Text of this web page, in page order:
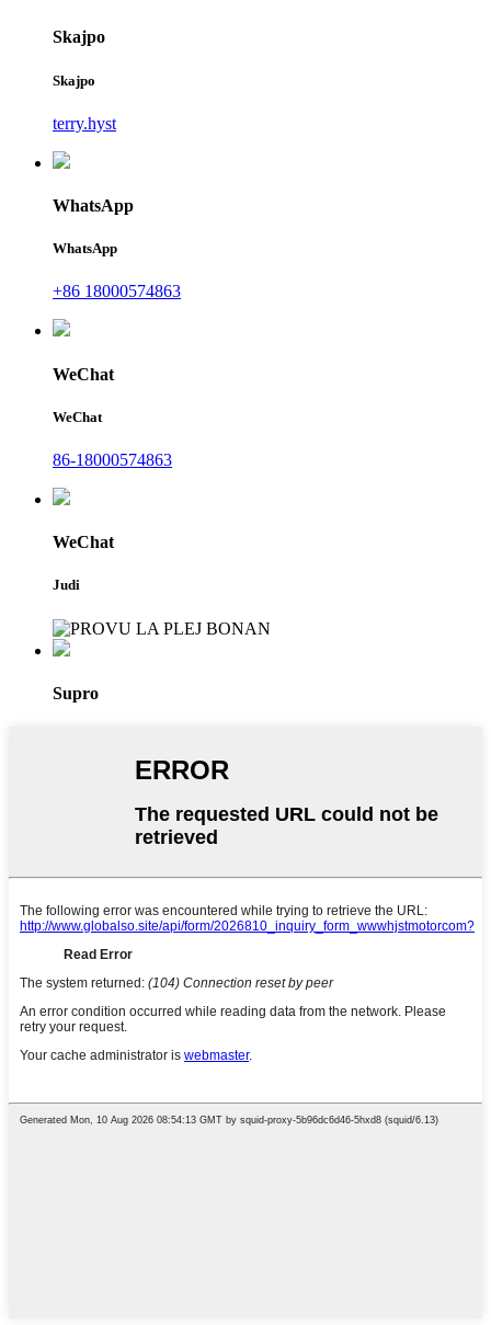
Skajpo
Skajpo
terry.hyst
WhatsApp
WhatsApp
+86 18000574863
WeChat
WeChat
86-18000574863
WeChat
Judi
Supro